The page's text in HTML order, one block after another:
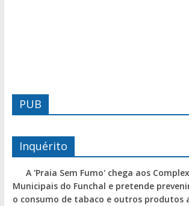
PUB
Inquérito
A 'Praia Sem Fumo' chega aos
Municipais do Funchal e pretende
o consumo de tabaco e outros produtos